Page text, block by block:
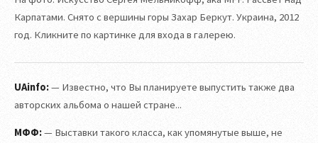
Карпатами. Снято с вершины горы Захар Беркут. Украина, 2012
год. Кликните по картинке для входа в галерею.
UAinfo:— Известно, что Вы планируете выпустить также два
авторских альбома о нашей стране...
МФФ:— Выставки такого класса, как упомянутые выше, не